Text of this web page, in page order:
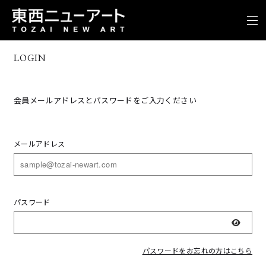
LOGIN
会員メールアドレスとパスワードをご入力ください
メールアドレス
パスワード
表示
パスワードをお忘れの方はこちら